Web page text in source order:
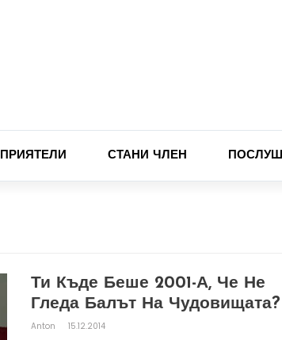
ПРИЯТЕЛИ СТАНИ ЧЛЕН
Ти Къде Беше 2001-А, Че Не
Гледа Балът На Чудовищата?
Anton 15.12.2014